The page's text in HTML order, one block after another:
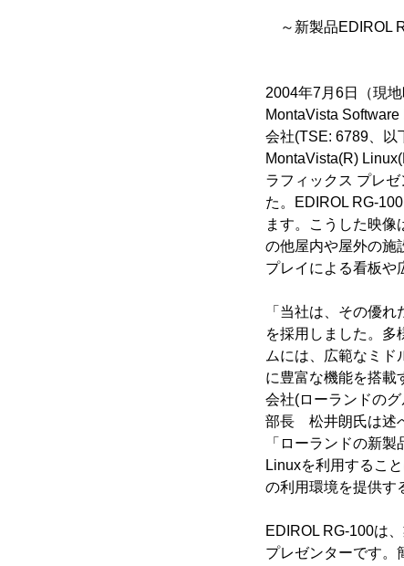
～新製品EDIROL
3Dグラフ
2004年7月6日（現
MontaVista
会社(TSE: 6789、以
MontaVista(R)
ラフィックス プレ
た。EDIROL RG-
ます。こうした映像
の他屋内や屋外の施
プレイによる看板や
「当社は、その優
を採用しました。多
ムには、広範なミド
に豊富な機能を搭載
会社(ローランドの
部長 松井朗氏は述
「ローランドの新
Linuxを利用するこ
の利用環境を提供す
EDIROL RG-100は
プレゼンターです。